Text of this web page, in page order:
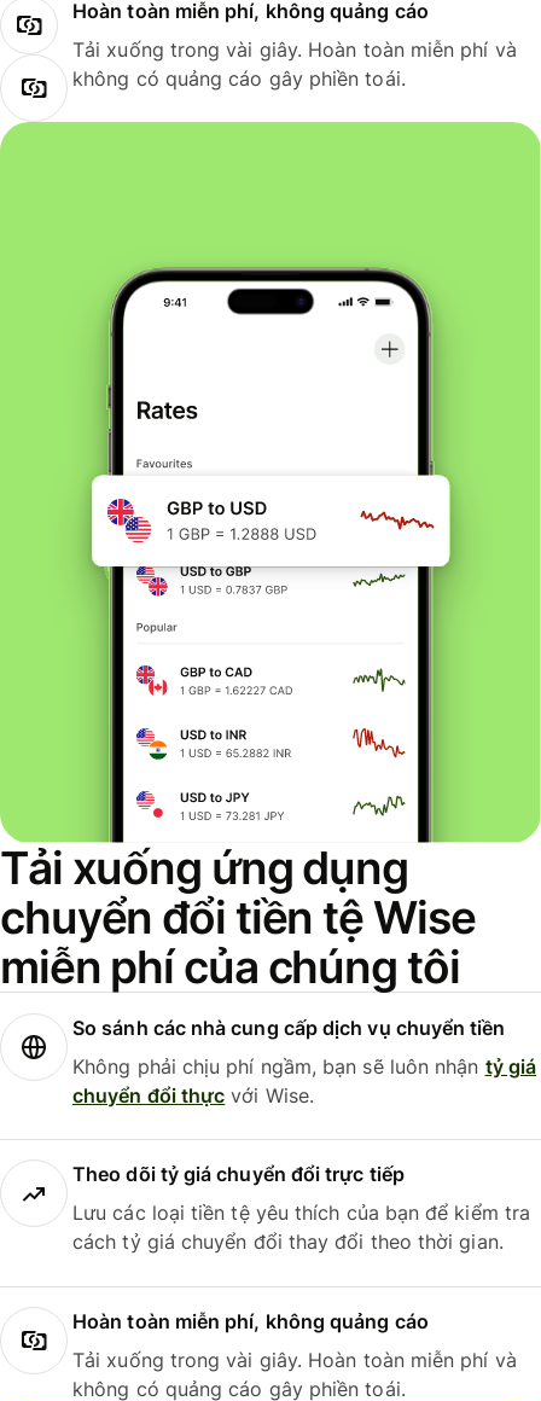
Hoàn toàn miễn phí, không quảng cáo
Tải xuống trong vài giây. Hoàn toàn miễn phí và
không có quảng cáo gây phiền toái.
Tải xuống ứng dụng
chuyển đổi tiền tệ Wise
miễn phí của chúng tôi
So sánh các nhà cung cấp dịch vụ chuyển tiền
Không phải chịu phí ngầm, bạn sẽ luôn nhận tỷ giá
chuyển đổi thực với Wise.
Theo dõi tỷ giá chuyển đổi trực tiếp
Lưu các loại tiền tệ yêu thích của bạn để kiểm tra
cách tỷ giá chuyển đổi thay đổi theo thời gian.
Hoàn toàn miễn phí, không quảng cáo
Tải xuống trong vài giây. Hoàn toàn miễn phí và
không có quảng cáo gây phiền toái.